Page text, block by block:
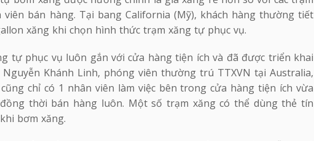
bán hàng. Tại bang California (Mỹ), khách hàng thường tiết
xăng khi chọn hình thức trạm xăng tự phục vụ.
tự phục vụ luôn gắn với cửa hàng tiện ích và đã được triển khai
Khánh Linh, phóng viên thường trú TTXVN tại Australia,
chỉ có 1 nhân viên làm việc bên trong cửa hàng tiện ích vừa
thời bán hàng luôn. Một số trạm xăng có thể dùng thẻ tín
bơm xăng.